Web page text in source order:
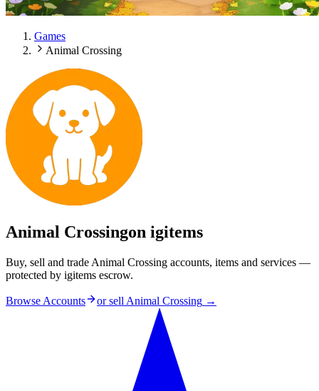
Games
Animal Crossing
Animal Crossingon igitems
Buy, sell and trade Animal Crossing accounts, items and services —
protected by igitems escrow.
Browse Accounts or sell Animal Crossing →